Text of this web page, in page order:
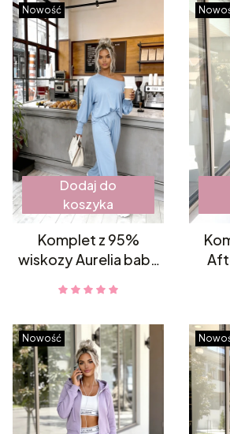
Nowość
Dodaj do
koszyka
Komplet z 95%
wiskozy Aurelia baby
Nowość